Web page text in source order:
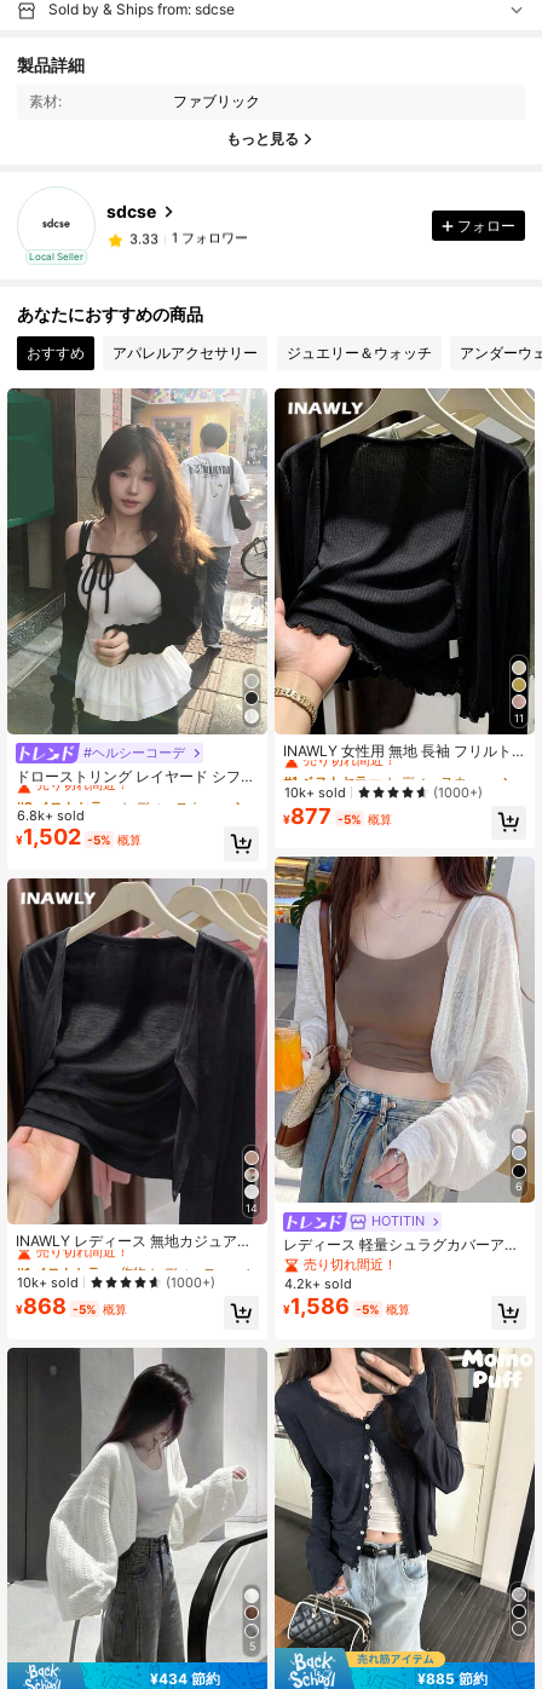
Sold by & Ships from: sdcse
製品詳細
素材: ファブリック
もっと見る
Local Seller
sdcse
3.33 1 フォロワー
フォロー
あなたにおすすめの商品
おすすめ アパレルアクセサリー ジュエリー＆ウォッチ アンダーウ
#ヘルシーコーデ
ドローストリング レイヤード シフォ
ン ノースリーブ カバーアップ レデ
ィース、夏 ブラック 秋
#2 ベストセラー
売り切れ間近！
#2 ベストセラー
売り切れ間近！
#2 ベストセラー
売り切れ間近！
#2 ベストセラー
6.8k+ sold
¥1,502 -5% 概算
14
INAWLY レディース 無地カジュアル
薄手カーディガン、春夏用
#1 ベストセラー
売り切れ間近！
#1 ベストセラー
売り切れ間近！
#1 ベストセラー
売り切れ間近！
#1 ベストセラー
10k+ sold (1000+)
¥868 -5% 概算
5
¥434 節約
11
INAWLY 女性用 無地 長袖 フリルト
リム カーディガン 秋冬 レディース
ウェア
#1 ベストセラー
レディースカーディガン
売り切れ間近！
#1 ベストセラー
売り切れ間近！
#1 ベストセラー
売り切れ間近！
#1 ベストセラー
10k+ sold (1000+)
¥877 -5% 概算
6
HOTITIN
レディース 軽量シュラグカバーアッ
プ 春夏用 薄手 オープンフロント シ
ョート丈 ニットトップス エアコン対
策セーター ホワイト ビーチ
売り切れ間近！
4.2k+ sold
¥1,586 -5% 概算
¥885 節約